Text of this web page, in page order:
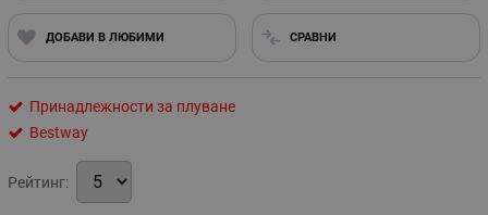
ДОБАВИ В ЛЮБИМИ СРАВНИ
Принадлежности за плуване
Bestway
Рейтинг: